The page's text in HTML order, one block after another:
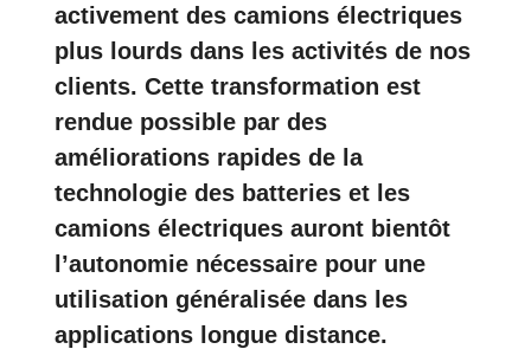
activement des camions électriques
plus lourds dans les activités de nos
clients. Cette transformation est
rendue possible par des
améliorations rapides de la
technologie des batteries et les
camions électriques auront bientôt
l’autonomie nécessaire pour une
utilisation généralisée dans les
applications longue distance.